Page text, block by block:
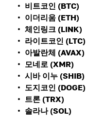
비트코인 (BTC)
이더리움 (ETH)
체인링크 (LINK)
라이트코인 (LTC)
아발란체 (AVAX)
모네로 (XMR)
시바 이누 (SHIB)
도지코인 (DOGE)
트론 (TRX)
솔라나 (SOL)